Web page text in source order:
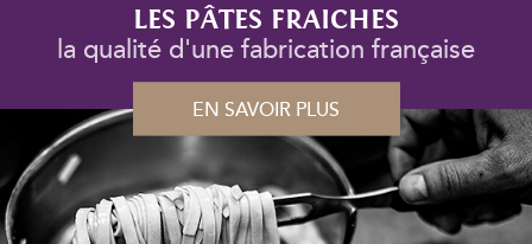
LES PÂTES FRAICHES
la qualité d'une fabrication française
EN SAVOIR PLUS